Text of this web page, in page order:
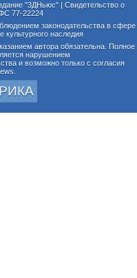
"3ДНьюс" | Свидетельство о
77-22224
законодательства в сфере
наследия
автора обязательна. Полное
нарушением
и возможно только с согласия